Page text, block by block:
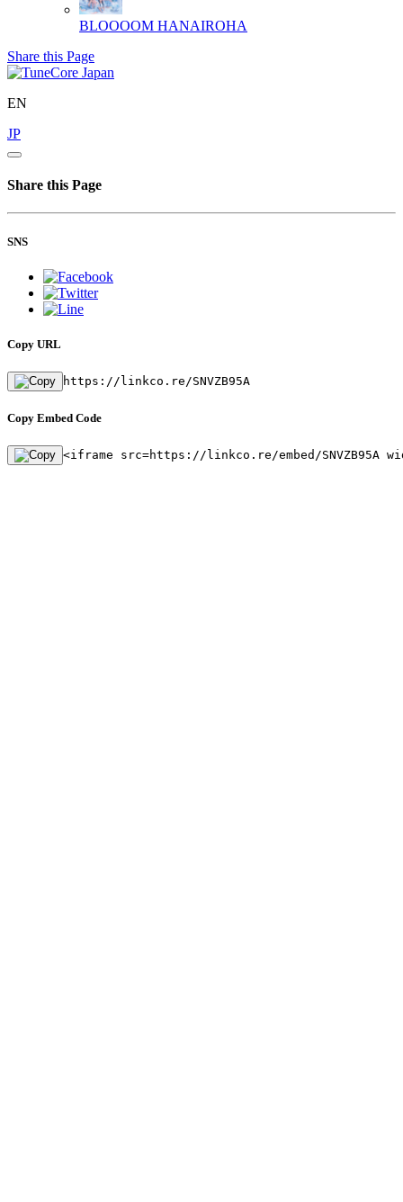
BLOOOOM HANAIROHA
Share this Page
EN
JP
Share this Page
SNS
Copy URL
https://linkco.re/SNVZB95A
Copy Embed Code
<iframe src=https://linkco.re/embed/SNVZB95A